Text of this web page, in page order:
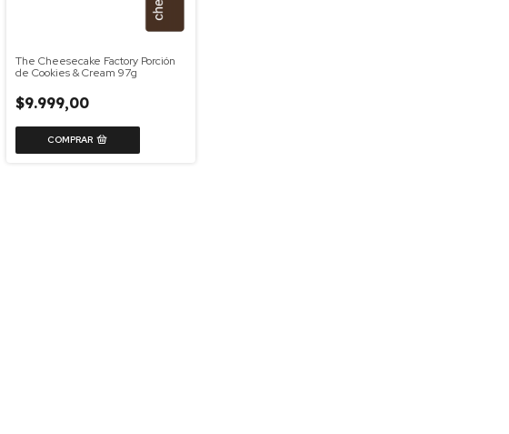
The Cheesecake Factory Porción
de Cookies & Cream 97g
$9.999,00